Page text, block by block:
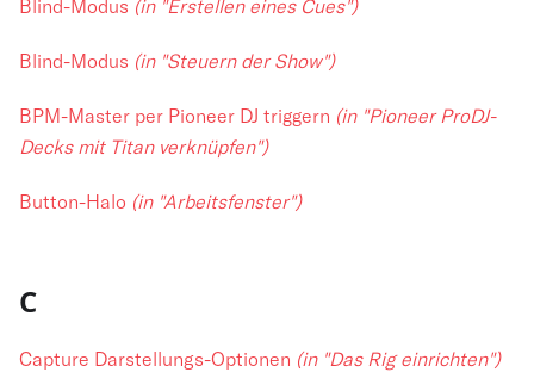
Blind-Modus (in "Erstellen eines Cues")
Blind-Modus (in "Steuern der Show")
BPM-Master per Pioneer DJ triggern (in "Pioneer ProDJ-
Decks mit Titan verknüpfen")
Button-Halo (in "Arbeitsfenster")
C
Capture Darstellungs-Optionen (in "Das Rig einrichten")